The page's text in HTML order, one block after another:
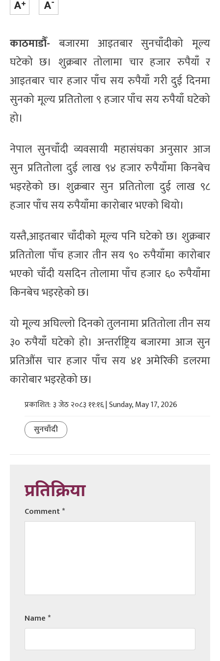
काठमाडौँ- बजारमा आइतबार सुनचाँदीको मूल्य
घटेको छ। शुक्रबार तोलामा चार हजार रुपैयाँ र
आइतबार चार हजार पाँच सय रुपैयाँ गरी दुई दिनमा
सुनको मूल्य प्रतितोला ९ हजार पाँच सय रुपैयाँ घटेको
हो।
नेपाल सुनचाँदी व्यवसायी महासंघका अनुसार आज
सुन प्रतितोला दुई लाख ९४ हजार रुपैयाँमा किनबेच
भइरहेको छ। शुक्रबार सुन प्रतितोला दुई लाख ९८
हजार पाँच सय रुपैयाँमा कारोबार भएको थियो।
यस्तै,आइतबार चाँदीको मूल्य पनि घटेको छ। शुक्रबार
प्रतितोला पाँच हजार तीन सय ९० रुपैयाँमा कारोबार
भएको चाँदी यसदिन तोलामा पाँच हजार ६० रुपैयाँमा
किनबेच भइरहेको छ।
यो मूल्य अघिल्लो दिनको तुलनामा प्रतितोला तीन सय
३० रुपैयाँ घटेको हो। अन्तर्राष्ट्रिय बजारमा आज सुन
प्रतिऔंस चार हजार पाँच सय ४१ अमेरिकी डलरमा
कारोबार भइरहेको छ।
प्रकाशित: ३ जेठ २०८३ ११:१६ | Sunday, May 17, 2026
सुनचाँदी
प्रतिक्रिया
Comment*
Name*